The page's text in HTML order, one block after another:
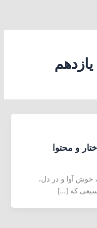
و محتوا
خوش آوا و در دل،
وسیعی که […]